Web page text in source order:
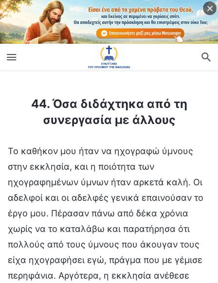
44. Όσα διδάχτηκα από τη συνεργασία με άλλους
44. Όσα διδάχτηκα από τη
συνεργασία με άλλους
Το καθήκον μου ήταν να ηχογραφώ ύμνους
στην εκκλησία, και η ποιότητα των
ηχογραφημένων ύμνων ήταν αρκετά καλή. Οι
αδελφοί και οι αδελφές γενικά επαινούσαν το
έργο μου. Πέρασαν πάνω από δέκα χρόνια
χωρίς να το καταλάβω και παρατήρησα ότι
πολλούς από τους ύμνους που άκουγαν τους
είχα ηχογραφήσει εγώ, πράγμα που με γέμισε
περηφάνια. Αργότερα, η εκκλησία ανέθεσε